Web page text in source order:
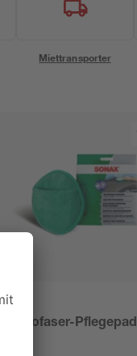
Miettransporter
Sonax
Microfaser-Pflegepad